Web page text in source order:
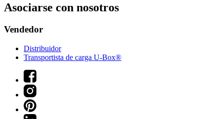
Asociarse con nosotros
Vendedor
Distribuidor
Transportista de carga U-Box®